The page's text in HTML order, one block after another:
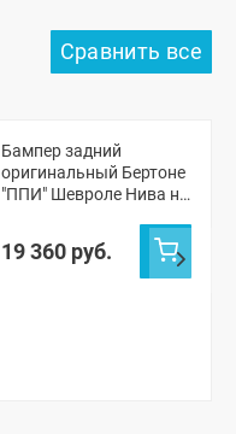
Бампер задний
оригинальный Бертоне
"ППИ" Шевроле Нива н/
19 360 руб.